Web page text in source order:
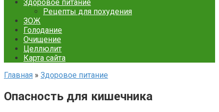
Здоровое питание
Рецепты для похудения
ЗОЖ
Голодание
Очищение
Целлюлит
Карта сайта
Главная » Здоровое питание
Опасность для кишечника